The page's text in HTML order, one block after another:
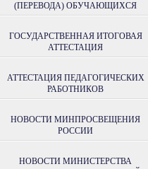
(ПЕРЕВОДА) ОБУЧАЮЩИХСЯ
ГОСУДАРСТВЕННАЯ ИТОГОВАЯ
АТТЕСТАЦИЯ
АТТЕСТАЦИЯ ПЕДАГОГИЧЕСКИХ
РАБОТНИКОВ
НОВОСТИ МИНПРОСВЕЩЕНИЯ
РОССИИ
НОВОСТИ МИНИСТЕРСТВА